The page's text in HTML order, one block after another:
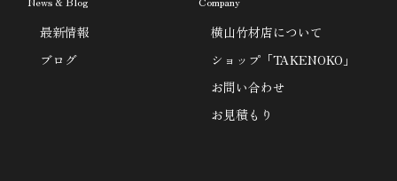
最新情報
ブログ
横山竹材店について
ショップ「TAKENOKO」
お問い合わせ
お見積もり